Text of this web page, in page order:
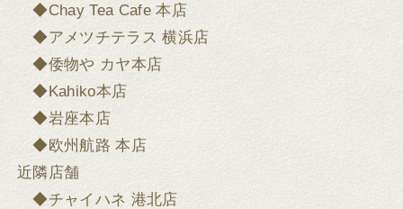
◆Chay Tea Cafe 本店
◆アメツチテラス 横浜店
◆倭物や カヤ本店
◆Kahiko本店
◆岩座本店
◆欧州航路 本店
近隣店舗
◆チャイハネ 港北店